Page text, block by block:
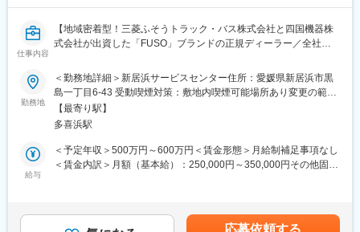
■当社の魅力：
・全ての部門（整備、営業等）が連携しながら、丁寧なアフター
フォローに力を入れております。修理、故障を未然に防ぐ定期的
な点検案内をきめ細やかに行っていることから、多くのお客様よ
て取引先からの厚い信頼に加えて、各地域に支店、営業所を展開
しているため、抜群の安定基盤を誇ります。
■社風：
制が築かれております。また、社内研修、社内イベントなどにお
いて、各部署、各支店の社員と交流できるチャンスが多々用意さ
仕事内容
【地域密着型！三菱ふそうトラック・バス株式会社と四国機器株
式会社が出資した「FUSO」ブランドの正規ディーラー／全社平
／転勤なし】
■業務概要：
大型のトラック、商用車の整備を担当いただきます。
※車検がメインとなり、基本的には工場勤務です。外に行くことは
ほとんどありません。
輩社員に聞ける環境です。また整備士や検査員、牽引免許などの
勤務地
＜勤務地詳細＞新居浜サービスセンター住所：愛媛県新居浜市黒
島一丁目6-43 受動喫煙対策：敷地内喫煙可能場所あり変更の範
囲：無
【最寄り駅】
多喜浜駅
給与
＜予定年収＞500万円～600万円＜賃金形態＞月給制補足事項なし
＜賃金内訳＞月額（基本給）：250,000円～350,000円その他固定
円）の過去実績あり■賞与：年2回※過去実績4ヶ月分賃金はあくま
応募依頼する